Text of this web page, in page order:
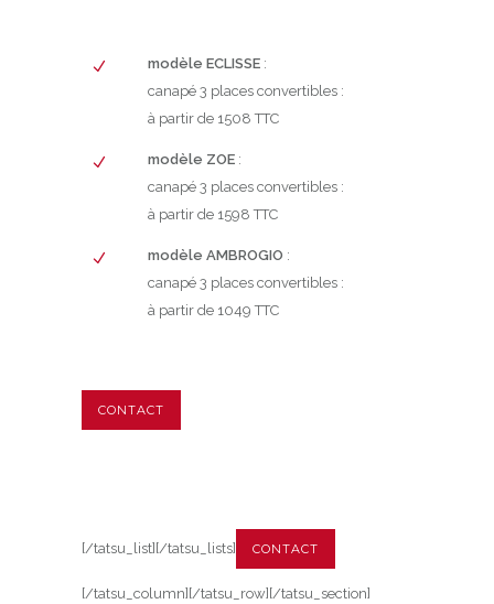
modèle ECLISSE :
canapé 3 places convertibles :
à partir de 1508 TTC
modèle ZOE :
canapé 3 places convertibles :
à partir de 1598 TTC
modèle AMBROGIO :
canapé 3 places convertibles :
à partir de 1049 TTC
CONTACT
[/tatsu_list][/tatsu_lists] CONTACT
[/tatsu_column][/tatsu_row][/tatsu_section]